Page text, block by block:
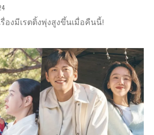
องมีเรตติ้งพุ่งสูงขึ้นเมื่อคืนนี้!